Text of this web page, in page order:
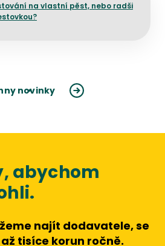
na vlastní pěst, nebo radši
novinky
abychom
najít dodavatele, se
tisíce korun ročně.